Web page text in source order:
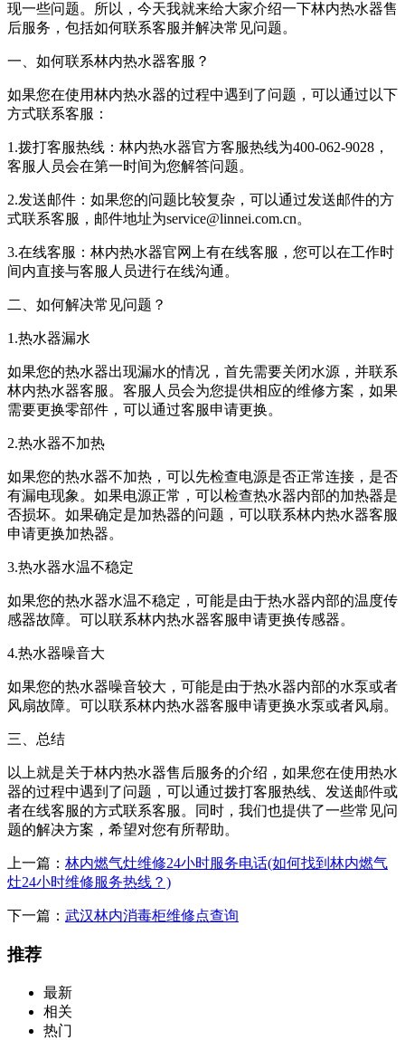
现一些问题。所以，今天我就来给大家介绍一下林内热水器售
后服务，包括如何联系客服并解决常见问题。
一、如何联系林内热水器客服？
如果您在使用林内热水器的过程中遇到了问题，可以通过以下
方式联系客服：
1.拨打客服热线：林内热水器官方客服热线为400-062-9028，
客服人员会在第一时间为您解答问题。
2.发送邮件：如果您的问题比较复杂，可以通过发送邮件的方
式联系客服，邮件地址为service@linnei.com.cn。
3.在线客服：林内热水器官网上有在线客服，您可以在工作时
间内直接与客服人员进行在线沟通。
二、如何解决常见问题？
1.热水器漏水
如果您的热水器出现漏水的情况，首先需要关闭水源，并联系
林内热水器客服。客服人员会为您提供相应的维修方案，如果
需要更换零部件，可以通过客服申请更换。
2.热水器不加热
如果您的热水器不加热，可以先检查电源是否正常连接，是否
有漏电现象。如果电源正常，可以检查热水器内部的加热器是
否损坏。如果确定是加热器的问题，可以联系林内热水器客服
申请更换加热器。
3.热水器水温不稳定
如果您的热水器水温不稳定，可能是由于热水器内部的温度传
感器故障。可以联系林内热水器客服申请更换传感器。
4.热水器噪音大
如果您的热水器噪音较大，可能是由于热水器内部的水泵或者
风扇故障。可以联系林内热水器客服申请更换水泵或者风扇。
三、总结
以上就是关于林内热水器售后服务的介绍，如果您在使用热水
器的过程中遇到了问题，可以通过拨打客服热线、发送邮件或
者在线客服的方式联系客服。同时，我们也提供了一些常见问
题的解决方案，希望对您有所帮助。
上一篇： 林内燃气灶维修24小时服务电话(如何找到林内燃气
灶24小时维修服务热线？)
下一篇： 武汉林内消毒柜维修点查询
推荐
最新
相关
热门